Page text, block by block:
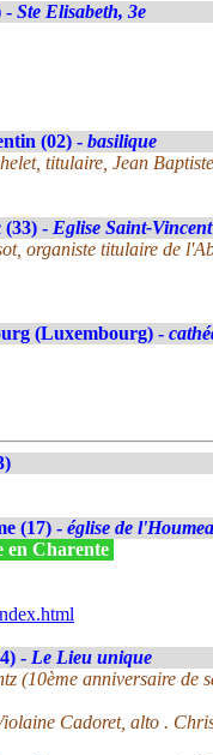
- Ste Elisabeth, 3e
(02) - basilique
titulaire, Jean
(33) - Eglise Saint-Vincent
organiste titulaire de
(Luxembourg) -
(17) - église de
en Charente
- Le Lieu unique
(10ème anniversaire de
Cadoret, alto .